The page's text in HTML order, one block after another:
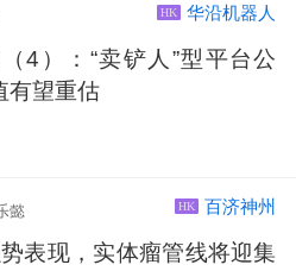
HK 华沿机器人
4）：“卖铲人”型平台公
有望重估
懿 HK 百济神州
表现，实体瘤管线将迎集